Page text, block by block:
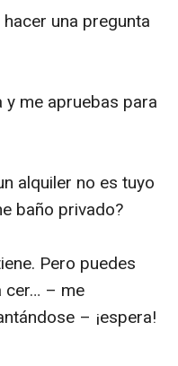
una pregunta
y me apruebas para
alquiler no es tuyo
baño privado?
Pero puedes
cer… – me
– ¡espera!